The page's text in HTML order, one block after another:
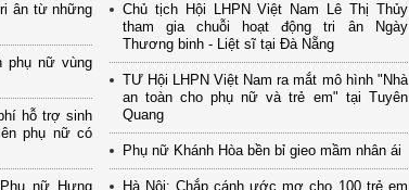
ân từ những
phụ nữ vùng
hỗ trợ sinh
phụ nữ có
nữ Hưng
Chủ tịch Hội LHPN Việt Nam Lê Thị Thủy
tham gia chuỗi hoạt động tri ân Ngày
Thương binh - Liệt sĩ tại Đà Nẵng
TƯ Hội LHPN Việt Nam ra mắt mô hình "Nhà
an toàn cho phụ nữ và trẻ em" tại Tuyên
Quang
Phụ nữ Khánh Hòa bền bỉ gieo mầm nhân ái
Hà Nội: Chắp cánh ước mơ cho 100 trẻ em